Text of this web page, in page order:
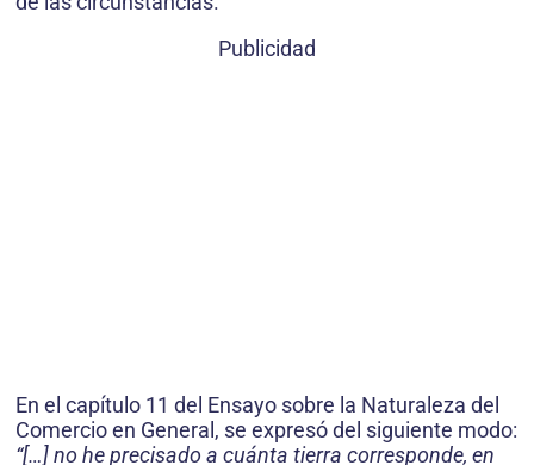
Publicidad
En el capítulo 11 del Ensayo sobre la Naturaleza del
Comercio en General, se expresó del siguiente modo:
“[…] no he precisado a cuánta tierra corresponde, en